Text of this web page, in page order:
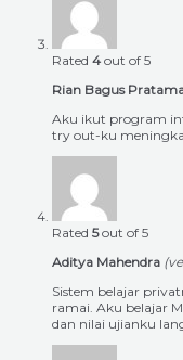
Rated 4 out of 5
Rian Bagus
Aku ikut program
try out-ku
Rated 5out of 5
Aditya Mahendra
Sistem belajar
ramai. Aku belajar
dan nilai ujianku